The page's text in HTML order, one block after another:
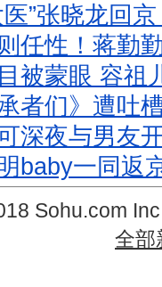
”张晓龙回
任性！蒋勤
被蒙眼 容祖
者们》遭吐
深夜与男友
baby一同返
Sohu.com
全部